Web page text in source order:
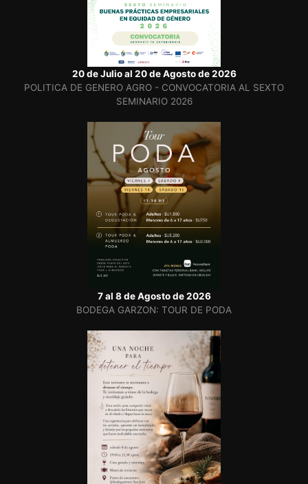
20 de Julio al 20 de Agosto de 2026
POLITICA DE GENERO AGRO - CONVOCATORIA AL SEXTO
SEMINARIO 2026
7 al 8 de Agosto de 2026
BODEGA GARZON: TOUR DE PODA